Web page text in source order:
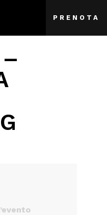
PRENOTA